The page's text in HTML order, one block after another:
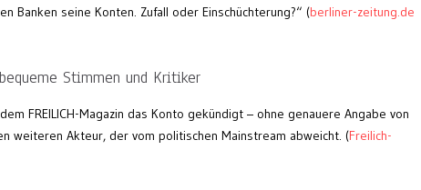
Banken seine Konten. Zufall oder Einschüchterung?“ (berliner-zeitung.de
Stimmen und Kritiker
FREILICH-Magazin das Konto gekündigt – ohne genauere Angabe von
weiteren Akteur, der vom politischen Mainstream abweicht. (Freilich-